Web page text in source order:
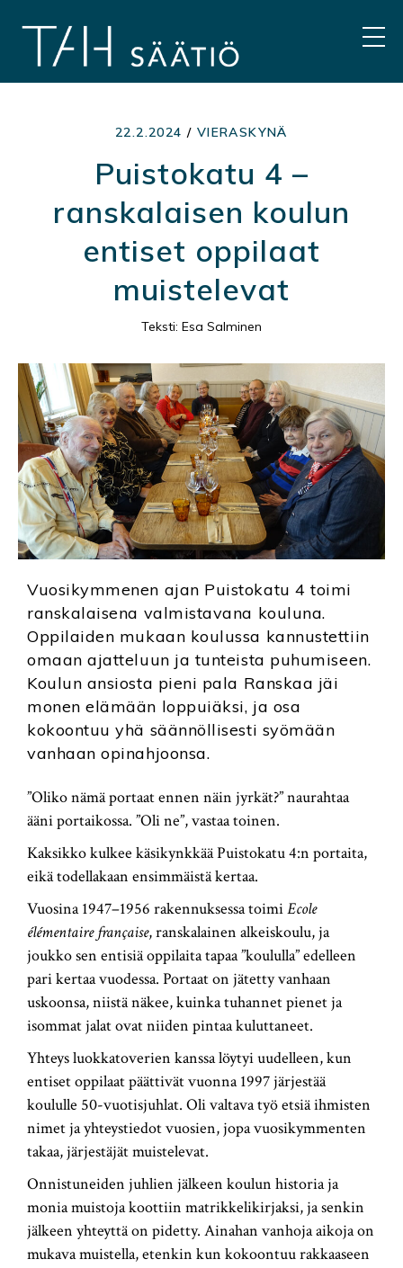
sisältöön
22.2.2024 / VIERASKYNÄ
Puistokatu 4 –
ranskalaisen koulun
entiset oppilaat
muistelevat
Teksti: Esa Salminen
Vuosikymmenen ajan Puistokatu 4 toimi
ranskalaisena valmistavana kouluna.
Oppilaiden mukaan koulussa kannustettiin
omaan ajatteluun ja tunteista puhumiseen.
Koulun ansiosta pieni pala Ranskaa jäi
monen elämään loppuiäksi, ja osa
kokoontuu yhä säännöllisesti syömään
vanhaan opinahjoonsa.
”Oliko nämä portaat ennen näin jyrkät?” naurahtaa
ääni portaikossa. ”Oli ne”, vastaa toinen.
Kaksikko kulkee käsikynkkää Puistokatu 4:n portaita,
eikä todellakaan ensimmäistä kertaa.
Vuosina 1947–1956 rakennuksessa toimiEcole
élémentaire française, ranskalainen alkeiskoulu, ja
joukko sen entisiä oppilaita tapaa ”koululla” edelleen
pari kertaa vuodessa. Portaat on jätetty vanhaan
uskoonsa, niistä näkee, kuinka tuhannet pienet ja
isommat jalat ovat niiden pintaa kuluttaneet.
Yhteys luokkatoverien kanssa löytyi uudelleen, kun
entiset oppilaat päättivät vuonna 1997 järjestää
koululle 50-vuotisjuhlat. Oli valtava työ etsiä ihmisten
nimet ja yhteystiedot vuosien, jopa vuosikymmenten
takaa, järjestäjät muistelevat.
Onnistuneiden juhlien jälkeen koulun historia ja
monia muistoja koottiin matrikkelikirjaksi, ja senkin
jälkeen yhteyttä on pidetty. Ainahan vanhoja aikoja on
mukava muistella, etenkin kun kokoontuu rakkaaseen